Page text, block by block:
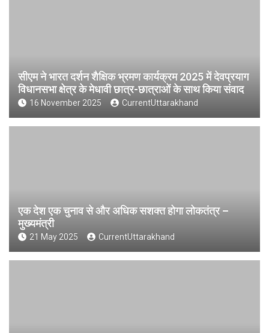
सीएम ने भारत दर्शन शैक्षिक भ्रमण कार्यक्रम 2025 में देवप्रयाग
विधानसभा क्षेत्र के मेधावी छात्र-छात्राओं के साथ किया संवाद
16 November 2025 CurrentUttarakhand
एक देश एक चुनाव से और अधिक सशक्त होगा लोकतंत्र –
मुख्यमंत्री
21 May 2025 CurrentUttarakhand